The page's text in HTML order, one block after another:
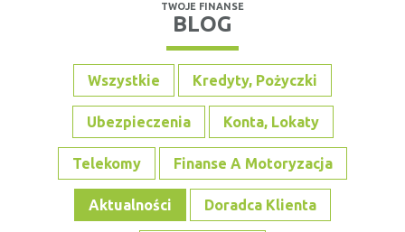
TWOJE FINANSE
BLOG
Wszystkie Kredyty, Pożyczki
Ubezpieczenia Konta, Lokaty
Telekomy Finanse A Motoryzacja
Aktualności Doradca Klienta